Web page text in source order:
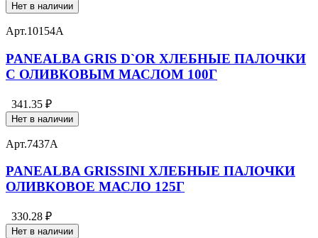
Нет в наличии
Арт.10154А
PANEALBA GRIS D`OR ХЛЕБНЫЕ ПАЛОЧКИ
С ОЛИВКОВЫМ МАСЛОМ 100Г
341.35 ₽
Нет в наличии
Арт.7437А
PANEALBA GRISSINI ХЛЕБНЫЕ ПАЛОЧКИ
ОЛИВКОВОЕ МАСЛО 125Г
330.28 ₽
Нет в наличии